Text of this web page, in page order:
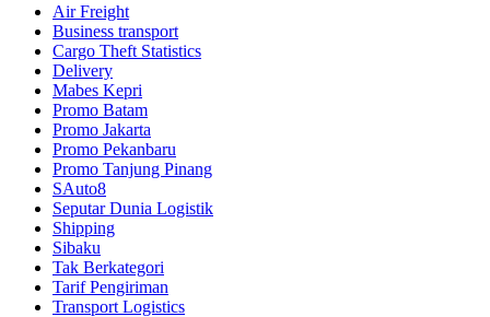
Air Freight
Business transport
Cargo Theft Statistics
Delivery
Mabes Kepri
Promo Batam
Promo Jakarta
Promo Pekanbaru
Promo Tanjung Pinang
SAuto8
Seputar Dunia Logistik
Shipping
Sibaku
Tak Berkategori
Tarif Pengiriman
Transport Logistics